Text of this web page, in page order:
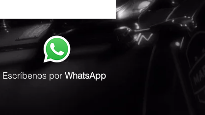
Escríbenos por WhatsApp